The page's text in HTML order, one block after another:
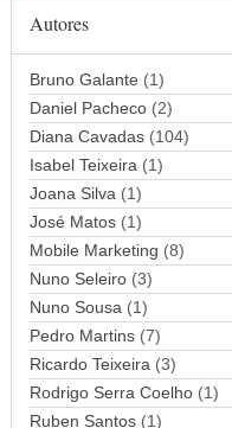
o
d
e
e
m
a
i
l
Autores
Bruno Galante (1)
Daniel Pacheco(2)
Diana Cavadas(104)
Isabel Teixeira (1)
Joana Silva (1)
José Matos(1)
Mobile Marketing (8)
Nuno Seleiro(3)
Nuno Sousa (1)
Pedro Martins(7)
Ricardo Teixeira (3)
Rodrigo Serra Coelho(1)
Ruben Santos(1)